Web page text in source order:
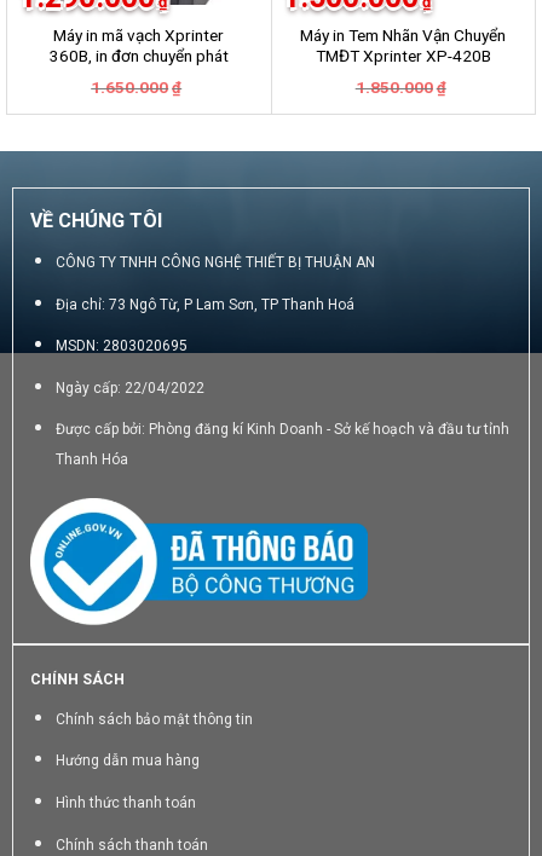
Máy in mã vạch Xprinter
360B, in đơn chuyển phát
GHN, GHTK, Viettel Post,
VNpost, Best, J&T
1.650.000 ₫
là:
tại
1.290.000₫.
Máy in Tem Nhãn Vận Chuyển
TMĐT Xprinter XP-420B
1.850.000 ₫
là:
tại
1.500.000₫.
VỀ CHÚNG TÔI
CÔNG TY TNHH CÔNG NGHỆ THIẾT BỊ THUẬN AN
Địa chỉ: 73 Ngô Từ, P Lam Sơn, TP Thanh Hoá
MSDN: 2803020695
Ngày cấp: 22/04/2022
Được cấp bởi: Phòng đăng kí Kinh Doanh - Sở kế hoạch và đầu tư tỉnh
Thanh Hóa
CHÍNH SÁCH
Chính sách bảo mật thông tin
Hướng dẫn mua hàng
Hình thức thanh toán
Chính sách thanh toán